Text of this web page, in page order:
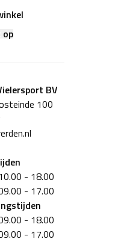
op
BV
100
- 18.00
- 17.00
- 18.00
- 17.00